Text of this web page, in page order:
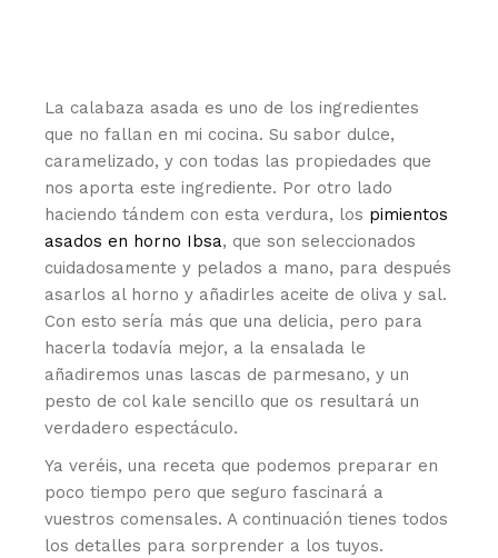
La calabaza asada es uno de los ingredientes
que no fallan en mi cocina. Su sabor dulce,
caramelizado, y con todas las propiedades que
nos aporta este ingrediente. Por otro lado
haciendo tándem con esta verdura, los pimientos
asados en horno Ibsa, que son seleccionados
cuidadosamente y pelados a mano, para después
asarlos al horno y añadirles aceite de oliva y sal.
Con esto sería más que una delicia, pero para
hacerla todavía mejor, a la ensalada le
añadiremos unas lascas de parmesano, y un
pesto de col kale sencillo que os resultará un
verdadero espectáculo.
Ya veréis, una receta que podemos preparar en
poco tiempo pero que seguro fascinará a
vuestros comensales. A continuación tienes todos
los detalles para sorprender a los tuyos.